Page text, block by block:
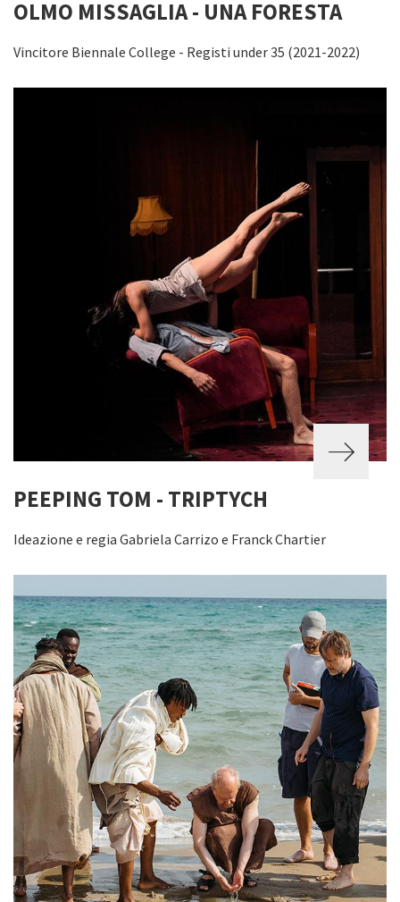
OLMO MISSAGLIA - UNA FORESTA
Vincitore Biennale College - Registi under 35 (2021-2022)
PEEPING TOM - TRIPTYCH
Ideazione e regia Gabriela Carrizo e Franck Chartier